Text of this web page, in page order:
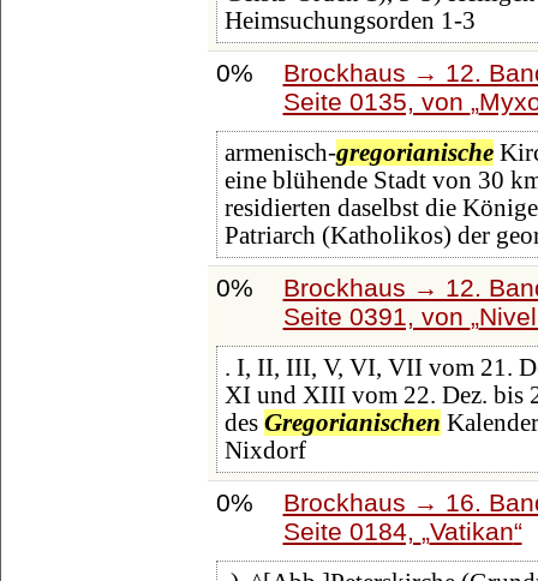
Heimsuchungsorden 1-3
0%
Brockhaus → 12.
Seite 0135, von
armenisch-gregorianische
eine blühende Stadt von 30
residierten daselbst die
Patriarch (Katholikos) der
0%
Brockhaus → 12.
Seite 0391, von
. I, II, III, V, VI, VII vom 21.
XI und XIII vom 22. Dez. bis
des Gregorianischen
Nixdorf
0%
Brockhaus → 16.
Seite 0184,
Vatikan